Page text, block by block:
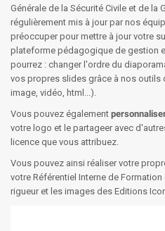
Générale de la Sécurité Civile et de la
régulièrement mis à jour par nos
préoccuper pour mettre à jour votre
plateforme pédagogique de gestion
pourrez : changer l'ordre du
vos propres slides grâce à nos outils
image, vidéo, html...).
Vous pouvez également
votre logo et le partageer avec
licence que vous attribuez.
Vous pouvez ainsi réaliser votre
votre Référentiel Interne de
rigueur et les images des Editions